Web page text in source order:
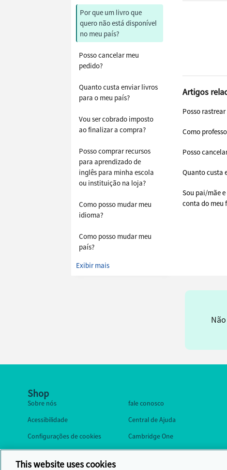
Por que um livro que
quero não está disponível
no meu país?
Posso cancelar meu
pedido?
Quanto custa enviar livros
para o meu país?
Vou ser cobrado imposto
ao finalizar a compra?
Posso comprar recursos
para aprendizado de
inglês para minha escola
ou instituição na loja?
Como posso mudar meu
idioma?
Como posso mudar meu
país?
Exibir mais
Artigos
Posso
Como
Posso
Quanto custa
Sou pai/mãe
conta do meu
Shop
Sobre nós
Acessibilidade
Configurações de cookies
fale conosco
Central de Ajuda
Cambridge One
This website uses cookies